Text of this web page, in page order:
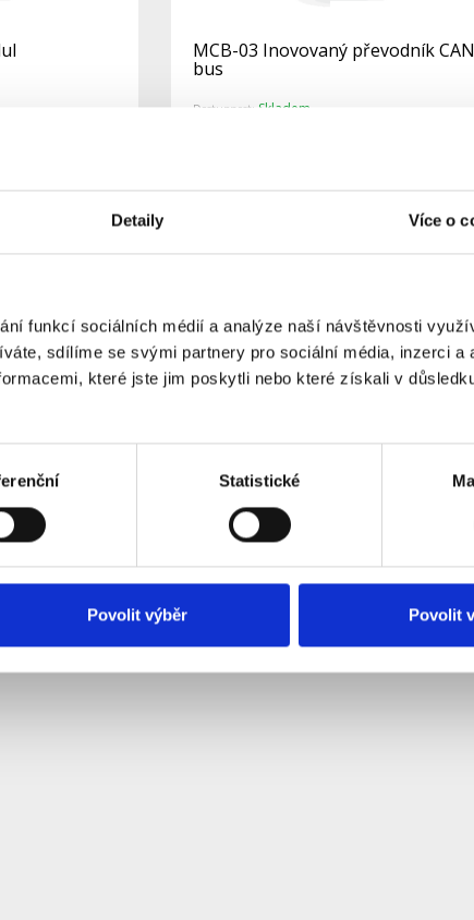
Detaily Více o
funkcí sociálních médií a analýze naší návštěvnosti
sdílíme se svými partnery pro sociální média, inzerci a
které jste jim poskytli nebo které získali v
Statistické
Povolit výběr Povolit
Do košíku
MCB-03 Inovovaný převodník CAN
bus
Dostupnost: Skladem
Detail Do